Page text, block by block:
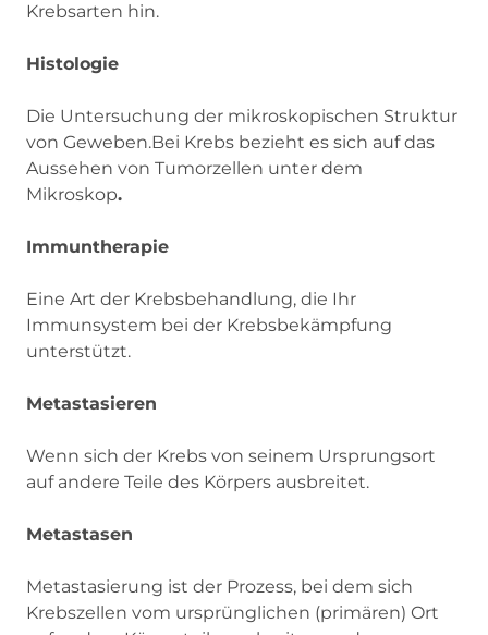
Krebsarten hin.
Histologie
Die Untersuchung der mikroskopischen Struktur
von Geweben.Bei Krebs bezieht es sich auf das
Aussehen von Tumorzellen unter dem
Mikroskop.
Immuntherapie
Eine Art der Krebsbehandlung, die Ihr
Immunsystem bei der Krebsbekämpfung
unterstützt.
Metastasieren
Wenn sich der Krebs von seinem Ursprungsort
auf andere Teile des Körpers ausbreitet.
Metastasen
Metastasierung ist der Prozess, bei dem sich
Krebszellen vom ursprünglichen (primären) Ort